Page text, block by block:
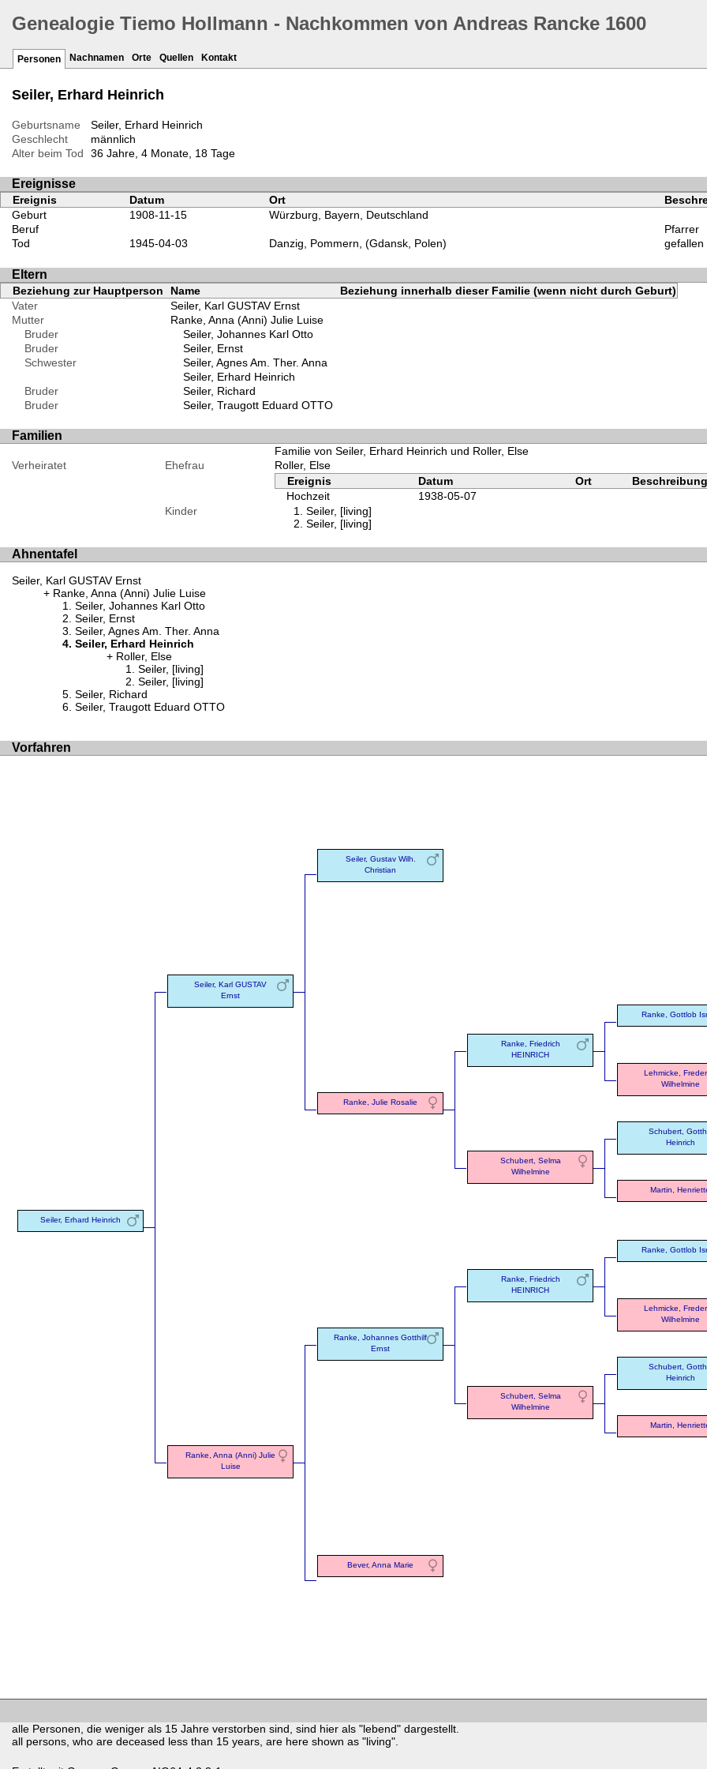
Genealogie Tiemo Hollmann - Nachkommen von Andreas Rancke 1600
Personen Nachnamen Orte Quellen Kontakt
Seiler, Erhard Heinrich
Geburtsname
Seiler, Erhard Heinrich
Geschlecht
männlich
Alter beim Tod
36 Jahre, 4 Monate, 18 Tage
Ereignisse
Ereignis Datum Ort
Geburt
1908-11-15
Würzburg, Bayern, Deutschland
Beruf
Pfarrer
Tod
1945-04-03 Danzig, Pommern, (Gdansk, Polen) gefallen
Eltern
Beziehung zur Hauptperson Name
Beziehung innerhalb dieser Familie (wenn nicht durch Geburt)
Vater
Seiler, Karl GUSTAV Ernst
Mutter
Ranke, Anna (Anni) Julie Luise
Bruder
Seiler, Johannes Karl Otto
Bruder
Seiler, Ernst
Schwester
Seiler, Agnes Am. Ther. Anna
Seiler, Erhard Heinrich
Bruder
Seiler, Richard
Bruder
Seiler, Traugott Eduard OTTO
Familien
Familie von Seiler, Erhard Heinrich und Roller, Else
Verheiratet
Ehefrau
Roller, Else
Ereignis
Datum Ort
Hochzeit
1938-05-07
Kinder
Seiler, [living]
Seiler, [living]
Ahnentafel
Seiler, Karl GUSTAV Ernst
Ranke, Anna (Anni) Julie Luise
Seiler, Johannes Karl Otto
Seiler, Ernst
Seiler, Agnes Am. Ther. Anna
Seiler, Erhard Heinrich
Roller, Else
Seiler, [living]
Seiler, [living]
Seiler, Richard
Seiler, Traugott Eduard OTTO
Vorfahren
Seiler, Erhard Heinrich
Seiler, Karl GUSTAV
Ernst
Seiler, Gustav Wilh.
Christian
Ranke, Julie Rosalie
Ranke, Friedrich
HEINRICH
Ranke, Gottlob
Lehmicke,
Wilhelmine
Schubert, Selma
Wilhelmine
Schubert,
Heinrich
Martin,
Ranke, Anna (Anni) Julie
Luise
Ranke, Johannes Gotthilf
Ernst
Ranke, Friedrich
HEINRICH
Ranke, Gottlob
Lehmicke,
Wilhelmine
Schubert, Selma
Wilhelmine
Schubert,
Heinrich
Martin,
Bever, Anna Marie
alle Personen, die weniger als 15 Jahre verstorben sind, sind hier als "lebend" dargestellt.
all persons, who are deceased less than 15 years, are here shown as "living".